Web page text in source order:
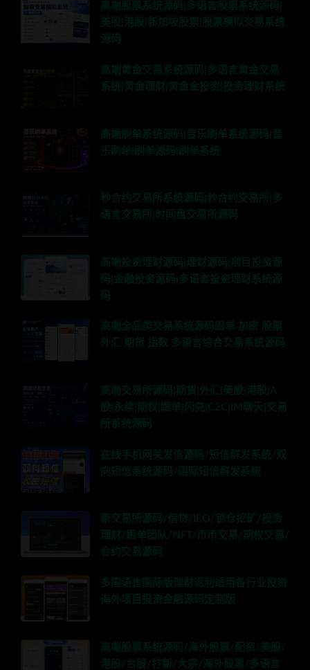
高端股票系统源码|多语言股票系统源码|
美股|港股|新加坡股票|股票模拟交易系统
源码
高端黄金交易系统源码|多语言黄金交易
系统|黄金理财|黄金金投资|投资理财系统
高端刷单系统源码|音乐刷单系统源码|音
乐刷单|刷单源码|刷单系统
秒合约交易所系统源码|秒合约交易所|多
语言交易所|时间盘交易所源码
高端投资理财源码|理财源码|项目投资源
码|金融投资源码|多语言投资理财系统源
码
高端全品类交易系统源码跟单 加密 股票
外汇 期货 指数 多语言综合交易系统源码
高端交易所源码|期货|外汇|美股|港股|A
股|永续|期权|跟单|闪兑|C2C|IM聊天|交易
所系统源码
在线手机网关发信源码/短信群发系统/双
向短信系统源码/国际短信群发系统
新交易所源码/借贷/IEO/锁仓挖矿/投资
理财/跟单团队/NFT/币币交易/期权交易/
合约交易源码
多国语言国际版理财返利适用各行业投资
海外项目投资金融源码定制版
高端股票系统源码/海外股票/配资/美股/
港股/台股/打新/大宗/海外股票/多语言